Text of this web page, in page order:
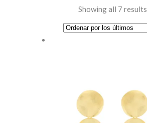
Showing all 7 results